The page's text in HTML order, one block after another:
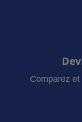
Comparez